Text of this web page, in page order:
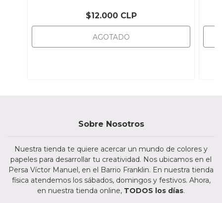
$12.000 CLP
AGOTADO
Sobre Nosotros
Nuestra tienda te quiere acercar un mundo de colores y
papeles para desarrollar tu creatividad. Nos ubicamos en el
Persa Víctor Manuel, en el Barrio Franklin. En nuestra tienda
física atendemos los sábados, domingos y festivos. Ahora,
en nuestra tienda online, TODOS los días.